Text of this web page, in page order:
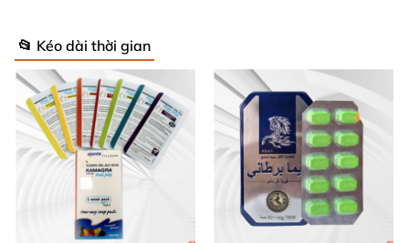
📂 Kéo dài thời gian